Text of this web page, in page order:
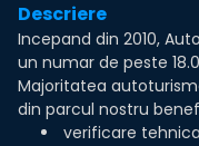
Descriere
Incepand din 2010,
un numar de peste
Majoritatea
din parcul nostru
verificare